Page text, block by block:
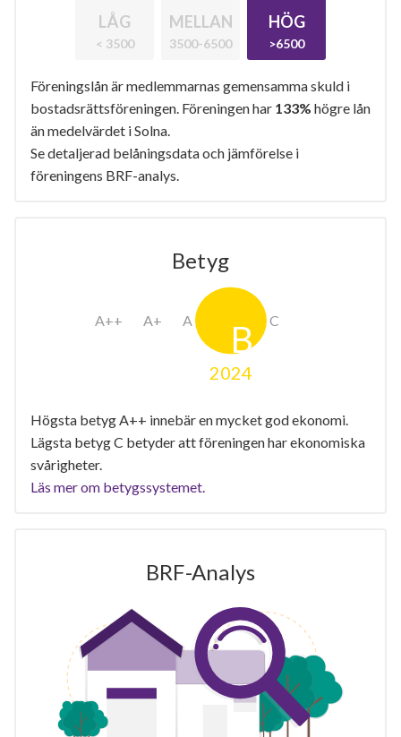
LÅG
< 3500
MELLAN
3500-6500
HÖG
>6500
Föreningslån är medlemmarnas gemensamma skuld i
bostadsrättsföreningen. Föreningen har 133% högre lån
än medelvärdet i Solna.
Se detaljerad belåningsdata och jämförelse i
föreningens BRF-analys.
Betyg
2024
Högsta betyg A++ innebär en mycket god ekonomi.
Lägsta betyg C betyder att föreningen har ekonomiska
svårigheter.
Läs mer om betygssystemet.
BRF-Analys